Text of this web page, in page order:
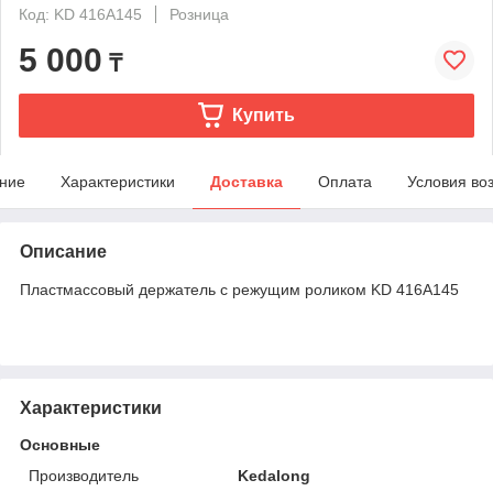
Код: KD 416A145
Розница
5 000 ₸
Купить
Характеристики Доставка Оплата Условия
Описание
Пластмассовый держатель с режущим роликом KD 416A145
Характеристики
Основные
Производитель
Kedalong